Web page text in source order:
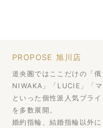
PROPOSE 旭川店
道央圏ではここだけの「
NIWAKA」「LUCIE」「マ
といった個性派人気ブラ
を多数展開。
婚約指輪、結婚指輪以外